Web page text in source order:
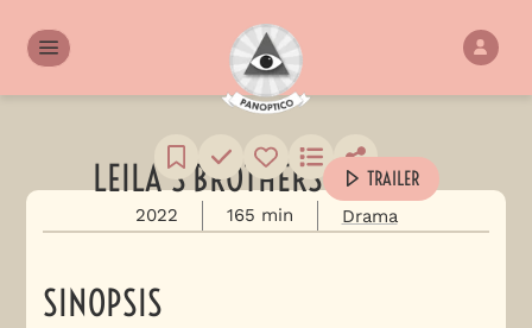
LEILA'S BROTHERS TRAILER
2022 165 min Drama
SINOPSIS